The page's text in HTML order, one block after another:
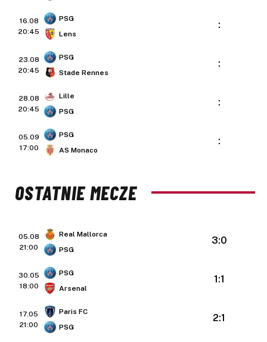
16.08
20:45
PSG
Lens
:
23.08
20:45
PSG
Stade Rennes
:
28.08
20:45
Lille
PSG
:
05.09
17:00
PSG
AS Monaco
:
OSTATNIE MECZE
05.08
21:00
Real Mallorca
PSG
3:0
30.05
18:00
PSG
Arsenal
1:1
17.05
21:00
Paris FC
PSG
2:1